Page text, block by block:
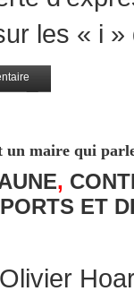
les « i
un maire qui
,
ET